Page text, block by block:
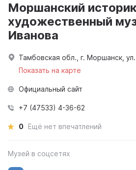
Моршанский
художественный
Иванова
Тамбовская обл., г. Моршанск,
Показать на карте
Официальный сайт
+7 (47533) 4-36-62
0 Ещё нет впечатлений
Музей в соцсетях